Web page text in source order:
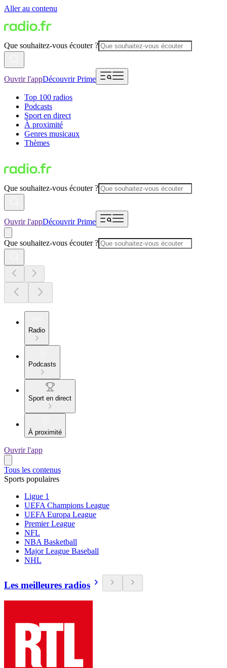
Aller au contenu
Que souhaitez-vous écouter ?
Ouvrir l'appDécouvrir Prime
Top 100 radios
Podcasts
Sport en direct
À proximité
Genres musicaux
Thèmes
Que souhaitez-vous écouter ?
Ouvrir l'appDécouvrir Prime
Que souhaitez-vous écouter ?
Radio
Podcasts
Sport en direct
À proximité
Ouvrir l'app
Tous les contenus
Sports populaires
Ligue 1
UEFA Champions League
UEFA Europa League
Premier League
NFL
NBA Basketball
Major League Baseball
NHL
Les meilleures radios